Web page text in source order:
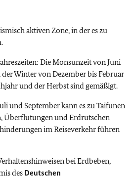
aktiven Zone, in der es zu
Die Monsunzeit von Juni
Winter von Dezember bis Februar
und der Herbst sind gemäßigt.
und September kann es zu Taifunen
Überflutungen und Erdrutschen
im Reiseverkehr führen
bei Erdbeben,
des Deutschen